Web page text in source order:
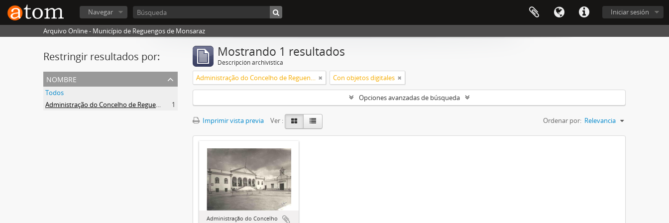
Iniciar sesión
Navegar
Arquivo Online - Município de Reguengos de Monsaraz
Restringir resultados por:
nombre
Todos
Administração do Concelho de Reguengos
1
Mostrando 1 resultados
Descripción archivística
Administração do Concelho de Reguengos Con objetos digitales
Opciones avanzadas de búsqueda
Imprimir vista previa Ver : Ordenar por: Relevancia
Administração do Concelho